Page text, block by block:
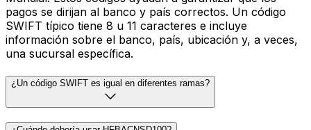
pagos se dirijan al banco y país correctos. Un código
SWIFT típico tiene 8 u 11 caracteres e incluye
información sobre el banco, país, ubicación y, a veces,
una sucursal específica.
¿Un código SWIFT es igual en diferentes ramas?